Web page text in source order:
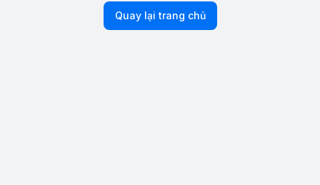
Quay lại trang chủ